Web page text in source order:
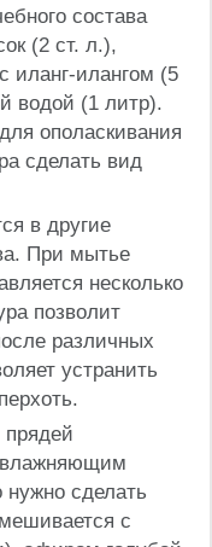
состава
(2 ст. л.),
иланг-илангом (5
водой (1 литр).
ополаскивания
сделать вид
в другие
При мытье
несколько
позволит
различных
устранить
сделать
с